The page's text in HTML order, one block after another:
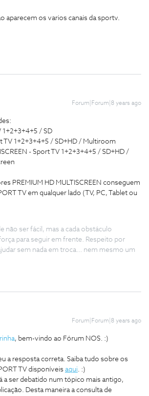
aparecem os varios canais da sportv.
Forum|Forum|8 years ago
1+2+3+4+5 / SD
TV 1+2+3+4+5 / SD+HD / Multiroom
- Sport TV 1+2+3+4+5 / SD+HD /
PREMIUM HD MULTISCREEN conseguem
TV em qualquer lado (TV, PC, Tablet ou
não ser fácil, mas a cada obstáculo
para seguir em frente. Respeito por
sem nada em troca... nem mesmo um
Forum|Forum|8 years ago
, bem-vindo ao Fórum NOS. :)
a resposta correta. Saiba tudo sobre os
TV disponíveis aqui. :)
a ser debatido num tópico mais antigo,
Desta maneira a consulta de